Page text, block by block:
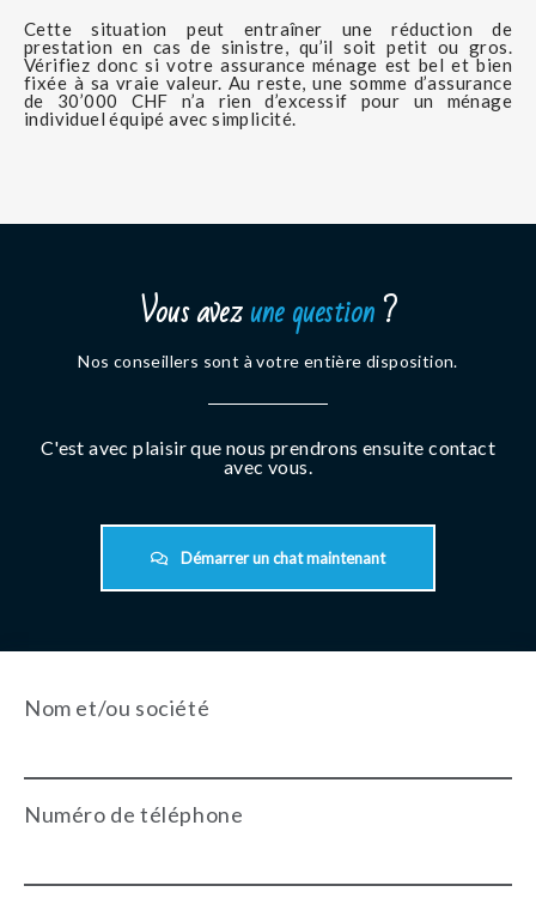
Cette situation peut entraîner une réduction de
prestation en cas de sinistre, qu’il soit petit ou gros.
Vérifiez donc si votre assurance ménage est bel et bien
fixée à sa vraie valeur. Au reste, une somme d’assurance
de 30’000 CHF n’a rien d’excessif pour un ménage
individuel équipé avec simplicité.
Vous avezune question?
Nos conseillers sont à votre entière disposition.
C'est avec plaisir que nous prendrons ensuite contact
avec vous.
Démarrer un chat maintenant
Nom et/ou société
Numéro de téléphone